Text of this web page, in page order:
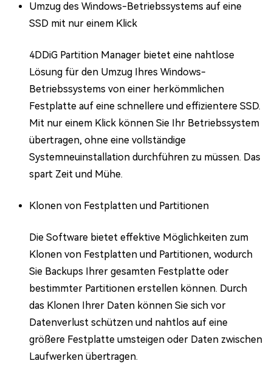
Umzug des Windows-Betriebssystems auf eine
SSD mit nur einem Klick
4DDiG Partition Manager bietet eine nahtlose
Lösung für den Umzug Ihres Windows-
Betriebssystems von einer herkömmlichen
Festplatte auf eine schnellere und effizientere SSD.
Mit nur einem Klick können Sie Ihr Betriebssystem
übertragen, ohne eine vollständige
Systemneuinstallation durchführen zu müssen. Das
spart Zeit und Mühe.
Klonen von Festplatten und Partitionen
Die Software bietet effektive Möglichkeiten zum
Klonen von Festplatten und Partitionen, wodurch
Sie Backups Ihrer gesamten Festplatte oder
bestimmter Partitionen erstellen können. Durch
das Klonen Ihrer Daten können Sie sich vor
Datenverlust schützen und nahtlos auf eine
größere Festplatte umsteigen oder Daten zwischen
Laufwerken übertragen.